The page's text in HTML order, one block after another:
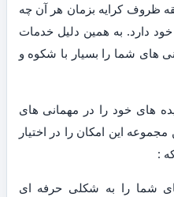
ظروف کرایه بزمان هر آن چه
دارد. به همین دلیل خدمات
های شما را بسیار با شکوه و
های خود را در مهمانی های
این امکان را در اختیار
:
شما را به شکلی حرفه ای